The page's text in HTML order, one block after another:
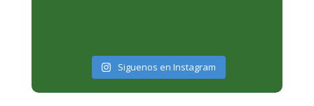
Siguenos en Instagram